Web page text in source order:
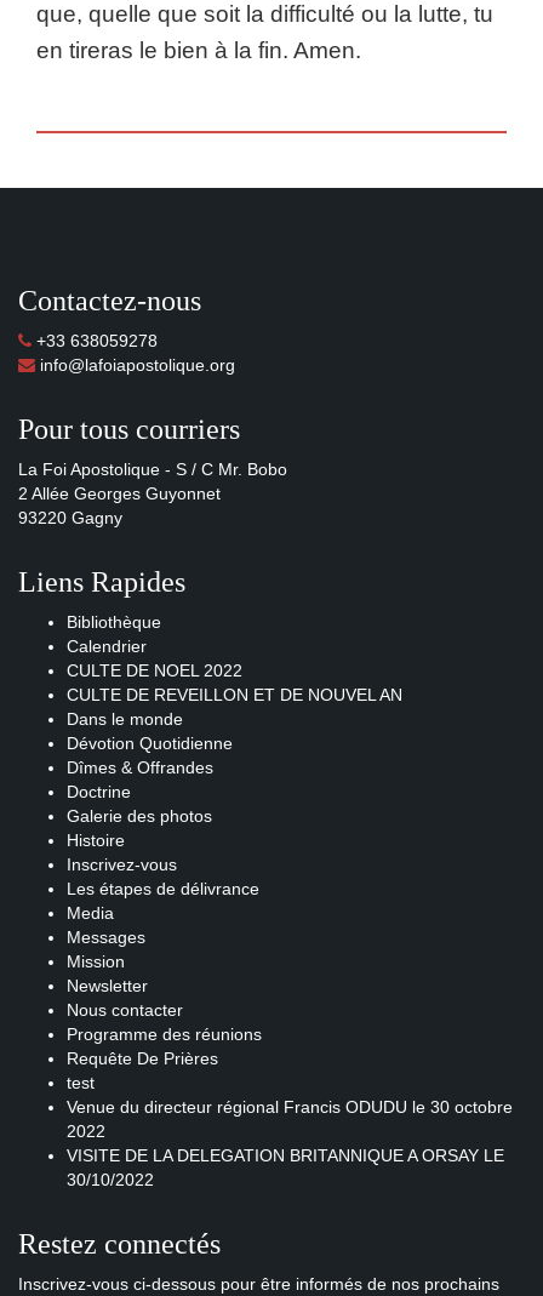
que, quelle que soit la difficulté ou la lutte, tu
en tireras le bien à la fin. Amen.
Contactez-nous
+33 638059278
info@lafoiapostolique.org
Pour tous courriers
La Foi Apostolique - S / C Mr. Bobo
2 Allée Georges Guyonnet
93220 Gagny
Liens Rapides
Bibliothèque
Calendrier
CULTE DE NOEL 2022
CULTE DE REVEILLON ET DE NOUVEL AN
Dans le monde
Dévotion Quotidienne
Dîmes & Offrandes
Doctrine
Galerie des photos
Histoire
Inscrivez-vous
Les étapes de délivrance
Media
Messages
Mission
Newsletter
Nous contacter
Programme des réunions
Requête De Prières
test
Venue du directeur régional Francis ODUDU le 30 octobre
2022
VISITE DE LA DELEGATION BRITANNIQUE A ORSAY LE
30/10/2022
Restez connectés
Inscrivez-vous ci-dessous pour être informés de nos prochains